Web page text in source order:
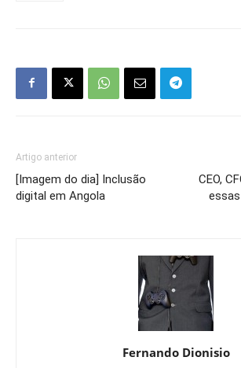
Artigo anterior
[Imagem do dia] Inclusão
digital em Angola
CEO,
Fernando Dionisio